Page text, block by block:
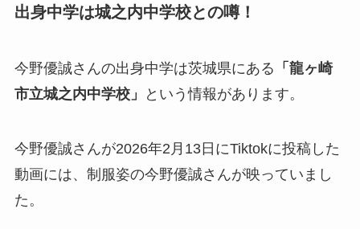
出身中学は城之内中学校との噂！
今野優誠さんの出身中学は茨城県にある 「龍ヶ崎
市立城之内中学校」
という情報があります。
今野優誠さんが2026年2月13日にTiktokに投稿した
動画には、制服姿の今野優誠さんが映っていまし
た。